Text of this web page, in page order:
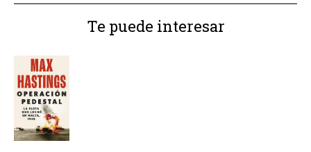
Te puede interesar